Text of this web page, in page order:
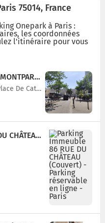
75014, France
Onepark à Paris :
les coordonnées
l'itinéraire pour vous
HOTEL MERCURE PARIS GARE MONTPARNASSE TGV
75014 PARIS
PARKING IMMEUBLE 86 RUE DU CHÂTEAU (COUVERT)